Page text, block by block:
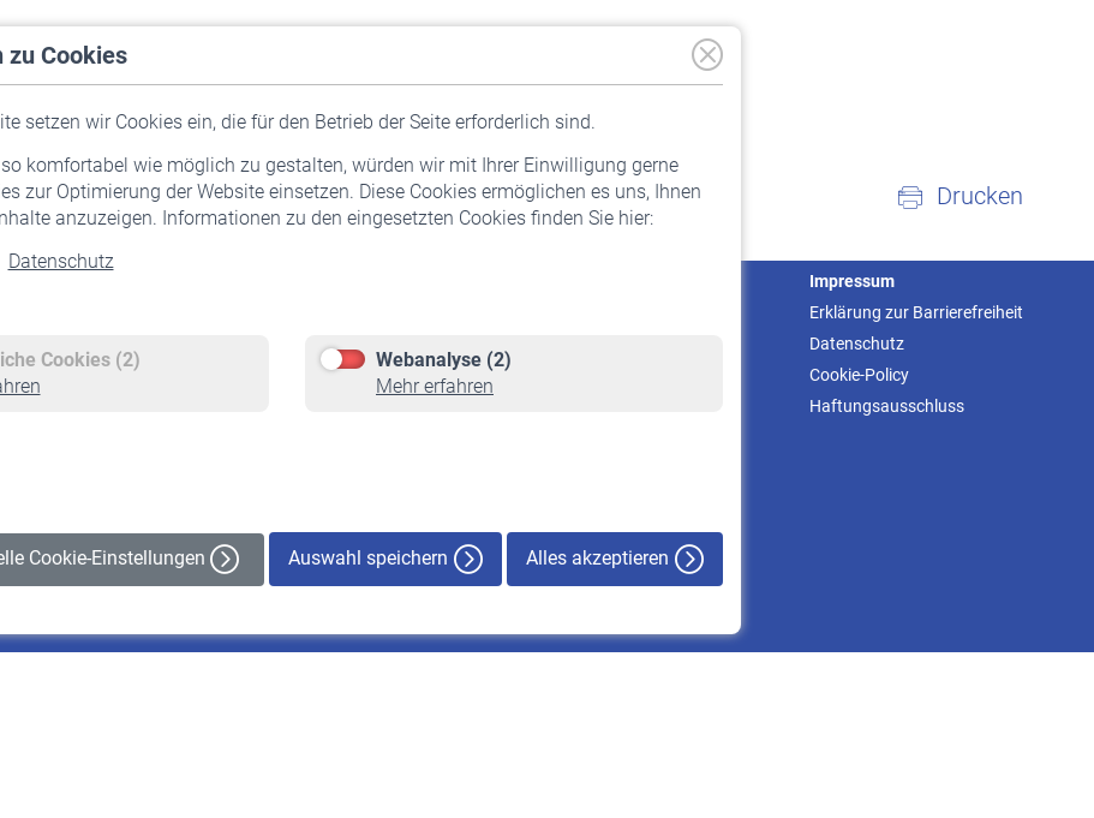
Cookies
setzen wir Cookies ein, die für den Betrieb der Seite erforderlich sind.
komfortabel wie möglich zu gestalten, würden wir mit Ihrer Einwilligung gerne
zur Optimierung der Website einsetzen. Diese Cookies ermöglichen es uns, Ihnen
anzuzeigen. Informationen zu den eingesetzten Cookies finden Sie hier:
Datenschutz
Cookies (2)
Webanalyse (2)
Mehr erfahren
Cookie-Einstellungen Auswahl speichern Alles akzeptieren
Drucken
Staatliche Förderung
Rente beantragen
Rentenauszahlung
Impressum
Erklärung zur Barrierefreiheit
Datenschutz
Cookie-Policy
Haftungsausschluss